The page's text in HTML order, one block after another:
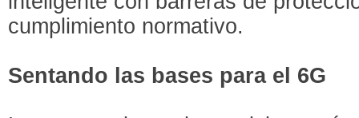
cumplimiento normativo.
Sentando las bases para el 6G